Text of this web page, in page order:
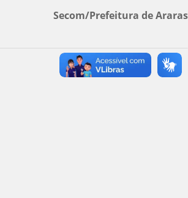
Secom/Prefeitura de Araras